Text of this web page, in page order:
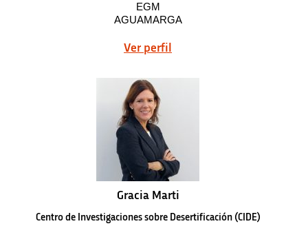
EGM
AGUAMARGA
Ver perfil
Gracia Marti
Centro de Investigaciones sobre Desertificación (CIDE)